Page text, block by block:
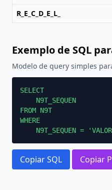
R_E_C_D_E_L_
Exemplo de SQL
Modelo de query simples
SELECT
    N9T_SEQUEN
FROM N9T
WHERE
N9T_SEQUEN =
Copiar SQL Copiar